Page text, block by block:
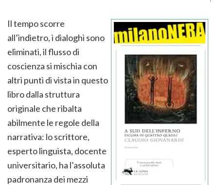
Il tempo scorre
all’indietro, i dialoghi sono
eliminati, il flusso di
coscienza si mischia con
altri punti di vista in questo
libro dalla struttura
originale che ribalta
abilmente le regole della
narrativa: lo scrittore,
esperto linguista, docente
universitario, ha l’assoluta
padronanza dei mezzi